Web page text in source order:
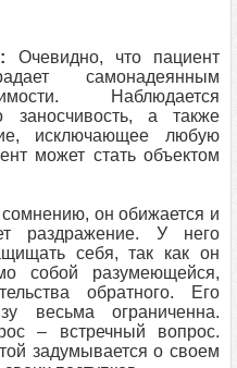
Очевидно, что пациент
самонадеянным
Наблюдается
заносчивость, а также
исключающее любую
может стать объектом
сомнению, он обижается и
раздражение. У него
себя, так как он
собой разумеющейся,
обратного. Его
весьма ограниченна.
– встречный вопрос.
задумывается о своем